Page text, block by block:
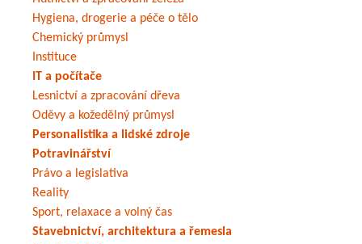
Hygiena, drogerie a péče o tělo
Chemický průmysl
Instituce
IT a počítače
Lesnictví a zpracování dřeva
Oděvy a kožedělný průmysl
Personalistika a lidské zdroje
Potravinářství
Právo a legislativa
Reality
Sport, relaxace a volný čas
Stavebnictví, architektura a řemesla